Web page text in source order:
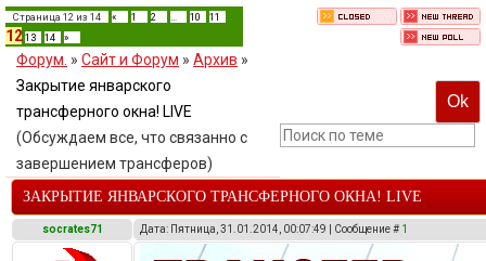
Страница 12 из 14 « 1 2 10 11
1213 14 »
Форум. » Сайт и Форум » Архив »
Закрытие январского
трансферного окна! LIVE
(Обсуждаем все, что связанно с
завершением трансферов)
ЗАКРЫТИЕ ЯНВАРСКОГО ТРАНСФЕРНОГО ОКНА! LIVE
socrates71 Дата: Пятница, 31.01.2014, 00:07:49 | Сообщение # 1